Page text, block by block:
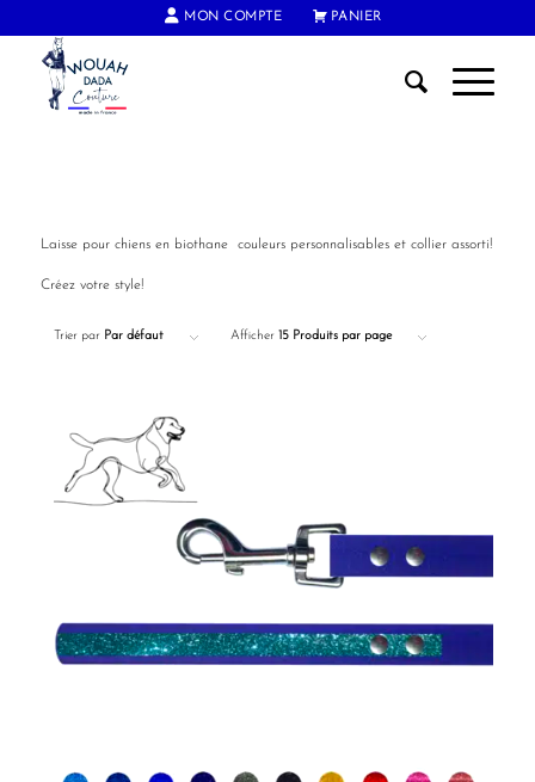
MON COMPTE PANIER
Laisse pour chiens en biothane couleurs personnalisables et collier assorti!
Créez votre style!
Trier par Par défaut Afficher 15 Produits par page